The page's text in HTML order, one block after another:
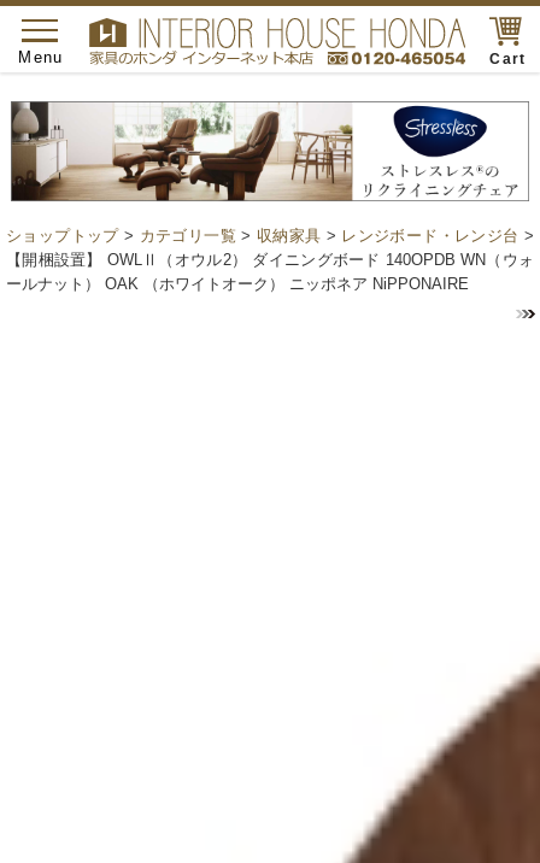
Cart
toggle
navigation
Menu
ショップトップ> カテゴリ一覧 > 収納家具 > レンジボード・レンジ台 >
【開梱設置】 OWLⅡ（オウル2） ダイニングボード 140OPDB WN（ウォ
ールナット） OAK （ホワイトオーク） ニッポネア NiPPONAIRE